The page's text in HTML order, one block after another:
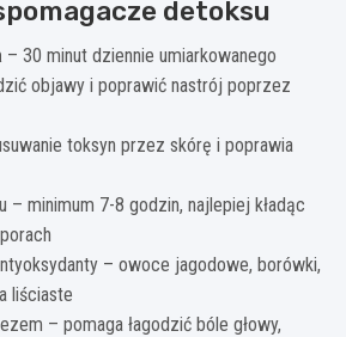
detoksu
– 30 minut dziennie umiarkowanego
objawy i poprawić nastrój poprzez
toksyn przez skórę i poprawia
– minimum 7-8 godzin, najlepiej kładąc
– owoce jagodowe, borówki,
liściaste
– pomaga łagodzić bóle głowy,